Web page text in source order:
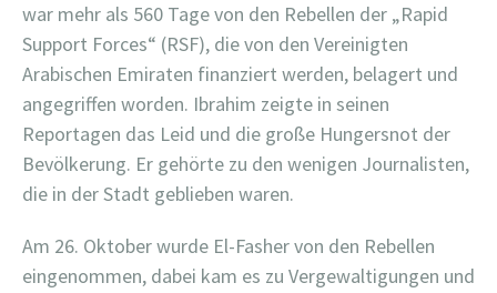
war mehr als 560 Tage von den Rebellen der „Rapid
Support Forces“ (RSF), die von den Vereinigten
Arabischen Emiraten finanziert werden, belagert und
angegriffen worden. Ibrahim zeigte in seinen
Reportagen das Leid und die große Hungersnot der
Bevölkerung. Er gehörte zu den wenigen Journalisten,
die in der Stadt geblieben waren.
Am 26. Oktober wurde El-Fasher von den Rebellen
eingenommen, dabei kam es zu Vergewaltigungen und